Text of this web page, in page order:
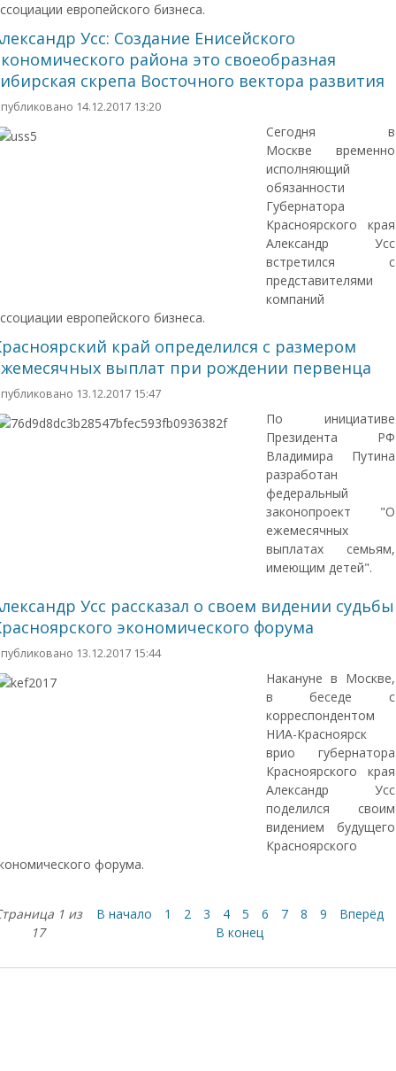
европейского бизнеса.
Усс: Создание Енисейского
района это своеобразная
скрепа Восточного вектора развития
14.12.2017 13:20
Сегодня в
Москве временно
исполняющий
обязанности
Губернатора
Красноярского края
Александр Усс
встретился с
представителями
компаний
европейского бизнеса.
край определился с размером
выплат при рождении первенца
13.12.2017 15:47
По инициативе
Президента РФ
Владимира Путина
разработан
федеральный
законопроект "О
ежемесячных
выплатах семьям,
имеющим детей".
Усс рассказал о своем видении судьбы
экономического форума
13.12.2017 15:44
Накануне в Москве,
в беседе с
корреспондентом
НИА-Красноярск
врио губернатора
Красноярского края
Александр Усс
поделился своим
видением будущего
Красноярского
форума.
1 из
17
В начало 1 2 3 4 5 6 7 8 9
Вперёд
В конец